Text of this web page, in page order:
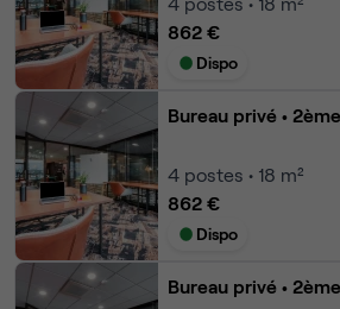
862 €
Dispo
Bureau privé •
4 postes • 18 m²
862 €
Dispo
Bureau privé •